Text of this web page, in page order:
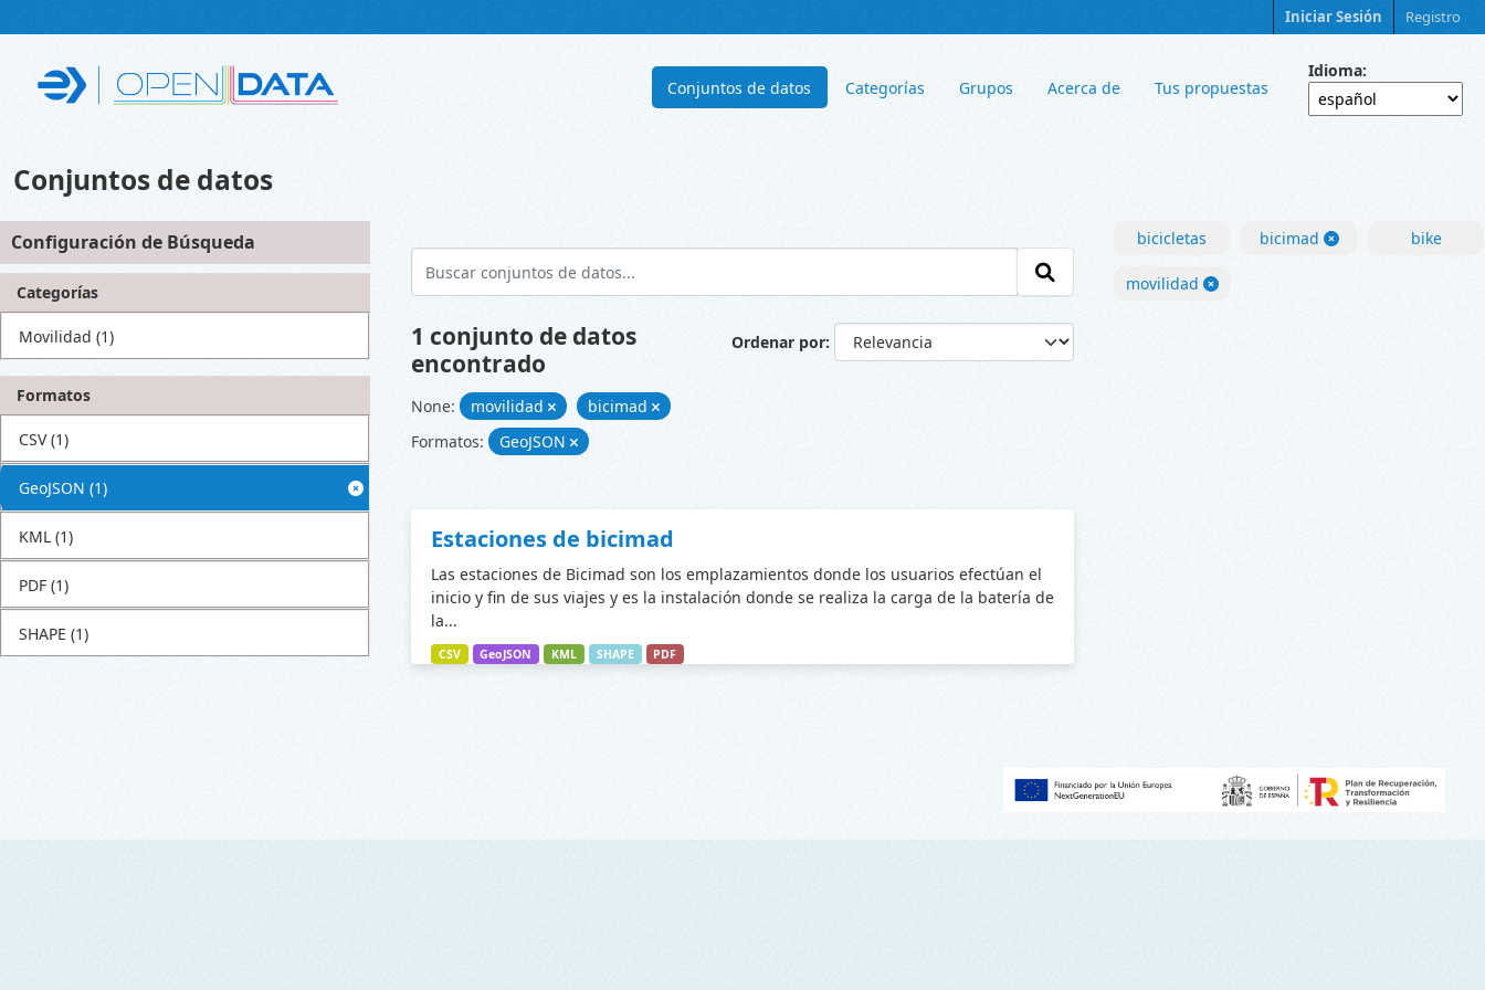
Iniciar Sesión Registro
Conjuntos de datos Categorías Grupos Acerca de Tus propuestas
Idioma
Conjuntos de datos
Configuración de Búsqueda
Categorías
Movilidad (1)
Formatos
CSV (1)
GeoJSON (1)
KML (1)
PDF (1)
SHAPE (1)
Ordenar por
1 conjunto de datos
encontrado
None: movilidad
bicimad
Formatos:
GeoJSON
Estaciones de bicimad
Las estaciones de Bicimad son los emplazamientos donde los usuarios efectúan el
inicio y fin de sus viajes y es la instalación donde se realiza la carga de la batería de
la...
CSV GeoJSON KML SHAPE PDF
bicicletas bicimad bike
movilidad